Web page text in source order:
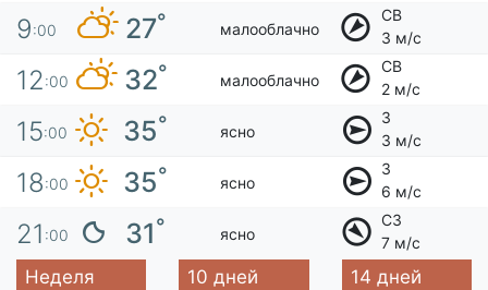
9:00 27° малооблачно
СВ
3 м/с
12:00 32° малооблачно
СВ
2 м/с
15:00 35° ясно
З
3 м/с
18:00 35° ясно
З
6 м/с
21 :00 31° ясно
СЗ
7 м/с
Неделя 10 дней
14 дней